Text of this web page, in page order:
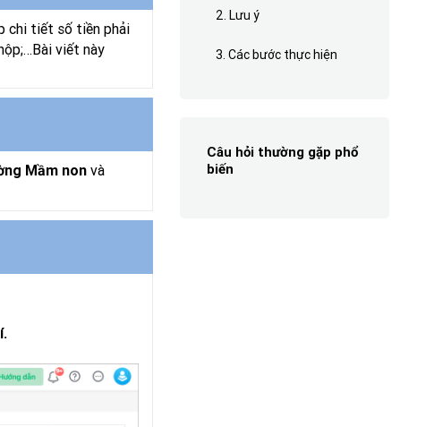
chi tiết số tiền phải
viết này
Mầm non và
2. Lưu ý
3. Các bước thực hiện
Câu hỏi thường gặp phổ
biến